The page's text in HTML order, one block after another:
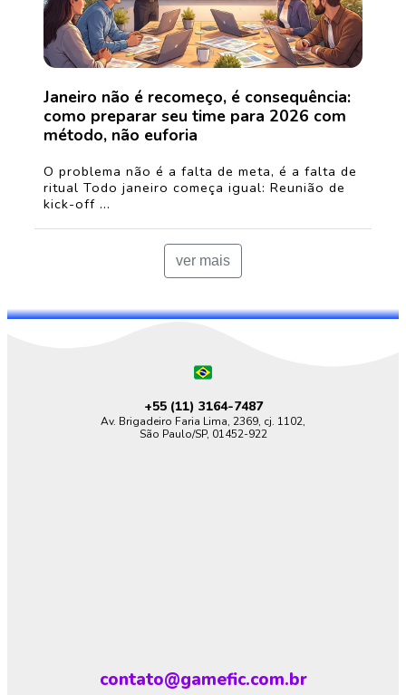
Janeiro não é recomeço, é consequência:
como preparar seu time para 2026 com
método, não euforia
O problema não é a falta de meta, é a falta de
ritual Todo janeiro começa igual: Reunião de
kick-off ...
ver mais
+55 (11) 3164-7487
Av. Brigadeiro Faria Lima, 2369, cj. 1102,
São Paulo/SP, 01452-922
contato@gamefic.com.br